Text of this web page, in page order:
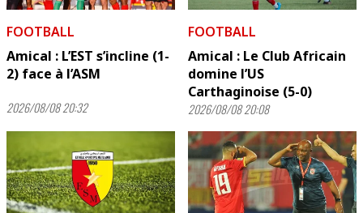
FOOTBALL
Amical : L’EST s’incline (1-
2) face à l’ASM
2026/08/08 20:32
FOOTBALL
Amical : Le Club Africain
domine l’US
Carthaginoise (5-0)
2026/08/08 20:08